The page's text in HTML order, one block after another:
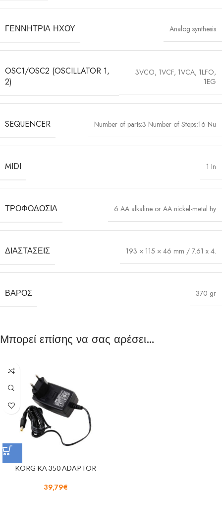
ΓΕΝΝΉΤΡΙΑ ΉΧΟΥ Analog synthesis
OSC1/OSC2 (OSCILLATOR 1,
2)
3VCO, 1VCF, 1VCA, 1LFO,
1EG
SEQUENCER Number of parts:3 Number of Steps;16 Nu
MIDI 1 In
ΤΡΟΦΟΔΟΣΊΑ 6 AA alkaline or AA nickel-metal hy
ΔΙΑΣΤΆΣΕΙΣ 193 × 115 × 46 mm / 7.61 x 4.
ΒΆΡΟΣ 370 gr
Μπορεί επίσης να σας αρέσει…
KORG KA 350 ADAPTOR
39,79€